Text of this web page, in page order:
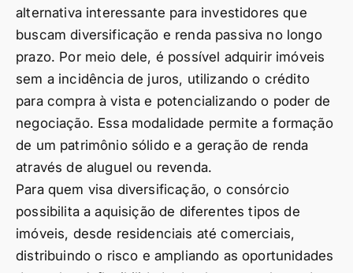
alternativa interessante para investidores que
buscam diversificação e renda passiva no longo
prazo. Por meio dele, é possível adquirir imóveis
sem a incidência de juros, utilizando o crédito
para compra à vista e potencializando o poder de
negociação. Essa modalidade permite a formação
de um patrimônio sólido e a geração de renda
através de aluguel ou revenda.
Para quem visa diversificação, o consórcio
possibilita a aquisição de diferentes tipos de
imóveis, desde residenciais até comerciais,
distribuindo o risco e ampliando as oportunidades